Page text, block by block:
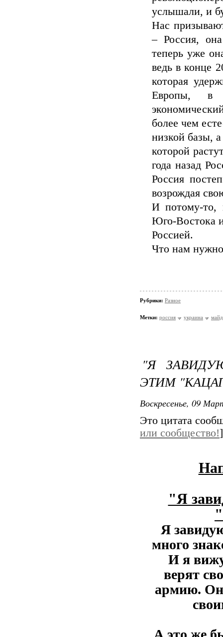
услышали, и
Нас
– Россия,
теперь уже
ведь в конце
которая
Европы, в
более чем
низкой базы,
которой
года назад
Россия
возрождая
И потому-то,
Юго-Востока
Россией.
Что нам
Рубрики: Разное
Метки: россия украина
"Я
ЭТИМ
Воскресенье, 09
Это цитата
или сообщество!]
"Я
Я
много
И я
верят
армию.